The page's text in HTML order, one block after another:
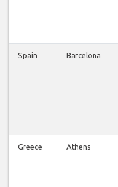
Spain Barcelona
Greece Athens